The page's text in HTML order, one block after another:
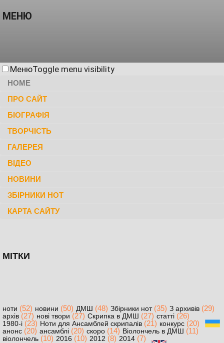
МЕНЮ
МенюToggle menu visibility
HOME
ПРО САЙТ
БІОГРАФІЯ
ТВОРЧІСТЬ
ГАЛЕРЕЯ
ВІДЕО
НОВИНИ
ЗБІРНИКИ НОТ
КАРТА САЙТУ
МІТКИ
ноти (52) новини (50) ДМШ (48) Збірники нот(35) З архивів (29)
архів (27) нові твори (27) Скрипка в ДМШ (27) статті (26)
1980-і (23) Ноти для Ансамблей скрипалів (21) конкурс (20)
анонс (20) ансамблі (20) скоро (14) Віолончель в ДМШ (11)
віолончель (10) 2016 (10) 2012 (8) 2014 (7)